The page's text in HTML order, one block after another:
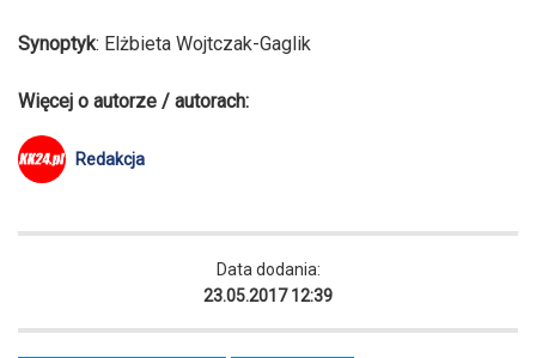
Synoptyk: Elżbieta Wojtczak-Gaglik
Więcej o autorze / autorach:
Redakcja
Data dodania:
23.05.2017 12:39